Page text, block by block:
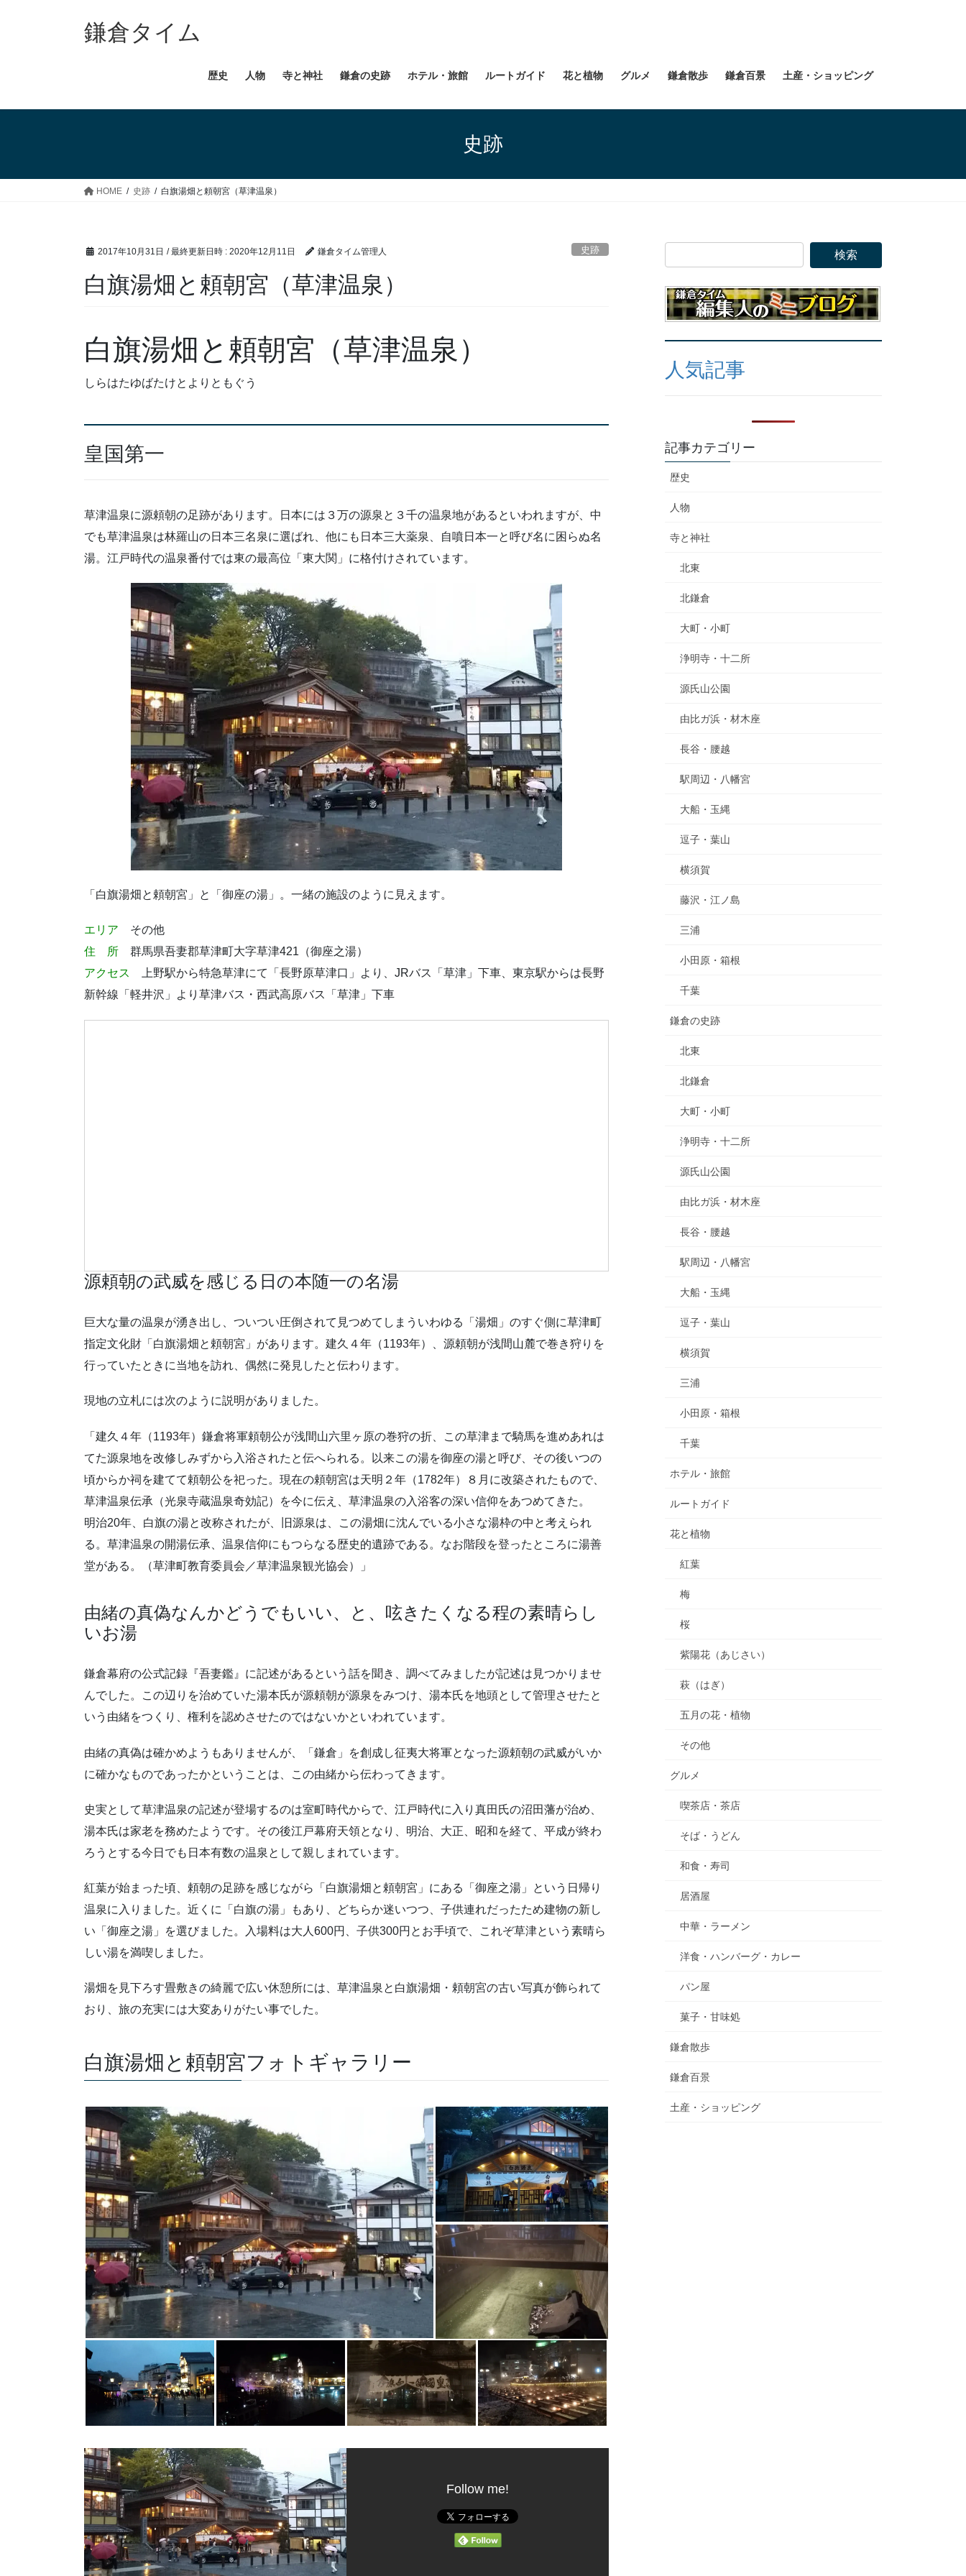
ス
ン
鎌倉タイム
歴史 人物 寺と神社 鎌倉の史跡 ホテル・旅館 ルートガイド 花と植物 グルメ 鎌倉散歩 鎌倉百景 土産・ショッピング
史跡
HOME 史跡 白旗湯畑と頼朝宮（草津温泉）
2017年10月31日 / 最終更新日時 : 2020年12月11日 鎌倉タイム管理人 史跡
白旗湯畑と頼朝宮（草津温泉）
白旗湯畑と頼朝宮（草津温泉）
しらはたゆばたけとよりともぐう
皇国第一
草津温泉に源頼朝の足跡があります。日本には３万の源泉と３千の温泉地があるといわれますが、中
でも草津温泉は林羅山の日本三名泉に選ばれ、他にも日本三大薬泉、自噴日本一と呼び名に困らぬ名
湯。江戸時代の温泉番付では東の最高位「東大関」に格付けされています。
「白旗湯畑と頼朝宮」と「御座の湯」。一緒の施設のように見えます。
エリア
その他
住 所
群馬県吾妻郡草津町大字草津421（御座之湯）
アクセス
上野駅から特急草津にて「長野原草津口」より、JRバス「草津」下車、東京駅からは長野
新幹線「軽井沢」より草津バス・西武高原バス「草津」下車
源頼朝の武威を感じる日の本随一の名湯
巨大な量の温泉が湧き出し、ついつい圧倒されて見つめてしまういわゆる「湯畑」のすぐ側に草津町
指定文化財「白旗湯畑と頼朝宮」があります。建久４年（1193年）、源頼朝が浅間山麓で巻き狩りを
行っていたときに当地を訪れ、偶然に発見したと伝わります。
現地の立札には次のように説明がありました。
「建久４年（1193年）鎌倉将軍頼朝公が浅間山六里ヶ原の巻狩の折、この草津まで騎馬を進めあれは
てた源泉地を改修しみずから入浴されたと伝へられる。以来この湯を御座の湯と呼び、その後いつの
頃からか祠を建てて頼朝公を祀った。現在の頼朝宮は天明２年（1782年）８月に改築されたもので、
草津温泉伝承（光泉寺蔵温泉奇効記）を今に伝え、草津温泉の入浴客の深い信仰をあつめてきた。
明治20年、白旗の湯と改称されたが、旧源泉は、この湯畑に沈んでいる小さな湯枠の中と考えられ
る。草津温泉の開湯伝承、温泉信仰にもつらなる歴史的遺跡である。なお階段を登ったところに湯善
堂がある。（草津町教育委員会／草津温泉観光協会）」
由緒の真偽なんかどうでもいい、と、呟きたくなる程の素晴らし
いお湯
鎌倉幕府の公式記録『吾妻鑑』に記述があるという話を聞き、調べてみましたが記述は見つかりませ
んでした。この辺りを治めていた湯本氏が源頼朝が源泉をみつけ、湯本氏を地頭として管理させたと
いう由緒をつくり、権利を認めさせたのではないかといわれています。
由緒の真偽は確かめようもありませんが、「鎌倉」を創成し征夷大将軍となった源頼朝の武威がいか
に確かなものであったかということは、この由緒から伝わってきます。
史実として草津温泉の記述が登場するのは室町時代からで、江戸時代に入り真田氏の沼田藩が治め、
湯本氏は家老を務めたようです。その後江戸幕府天領となり、明治、大正、昭和を経て、平成が終わ
ろうとする今日でも日本有数の温泉として親しまれています。
紅葉が始まった頃、頼朝の足跡を感じながら「白旗湯畑と頼朝宮」にある「御座之湯」という日帰り
温泉に入りました。近くに「白旗の湯」もあり、どちらか迷いつつ、子供連れだったため建物の新し
い「御座之湯」を選びました。入場料は大人600円、子供300円とお手頃で、これぞ草津という素晴ら
しい湯を満喫しました。
湯畑を見下ろす畳敷きの綺麗で広い休憩所には、草津温泉と白旗湯畑・頼朝宮の古い写真が飾られて
おり、旅の充実には大変ありがたい事でした。
白旗湯畑と頼朝宮フォトギャラリー
Follow me!
人気記事
記事カテゴリー
歴史
人物
寺と神社
北東
北鎌倉
大町・小町
浄明寺・十二所
源氏山公園
由比ガ浜・材木座
長谷・腰越
駅周辺・八幡宮
大船・玉縄
逗子・葉山
横須賀
藤沢・江ノ島
三浦
小田原・箱根
千葉
鎌倉の史跡
北東
北鎌倉
大町・小町
浄明寺・十二所
源氏山公園
由比ガ浜・材木座
長谷・腰越
駅周辺・八幡宮
大船・玉縄
逗子・葉山
横須賀
三浦
小田原・箱根
千葉
ホテル・旅館
ルートガイド
花と植物
紅葉
梅
桜
紫陽花（あじさい）
萩（はぎ）
五月の花・植物
その他
グルメ
喫茶店・茶店
そば・うどん
和食・寿司
居酒屋
中華・ラーメン
洋食・ハンバーグ・カレー
パン屋
菓子・甘味処
鎌倉散歩
鎌倉百景
土産・ショッピング